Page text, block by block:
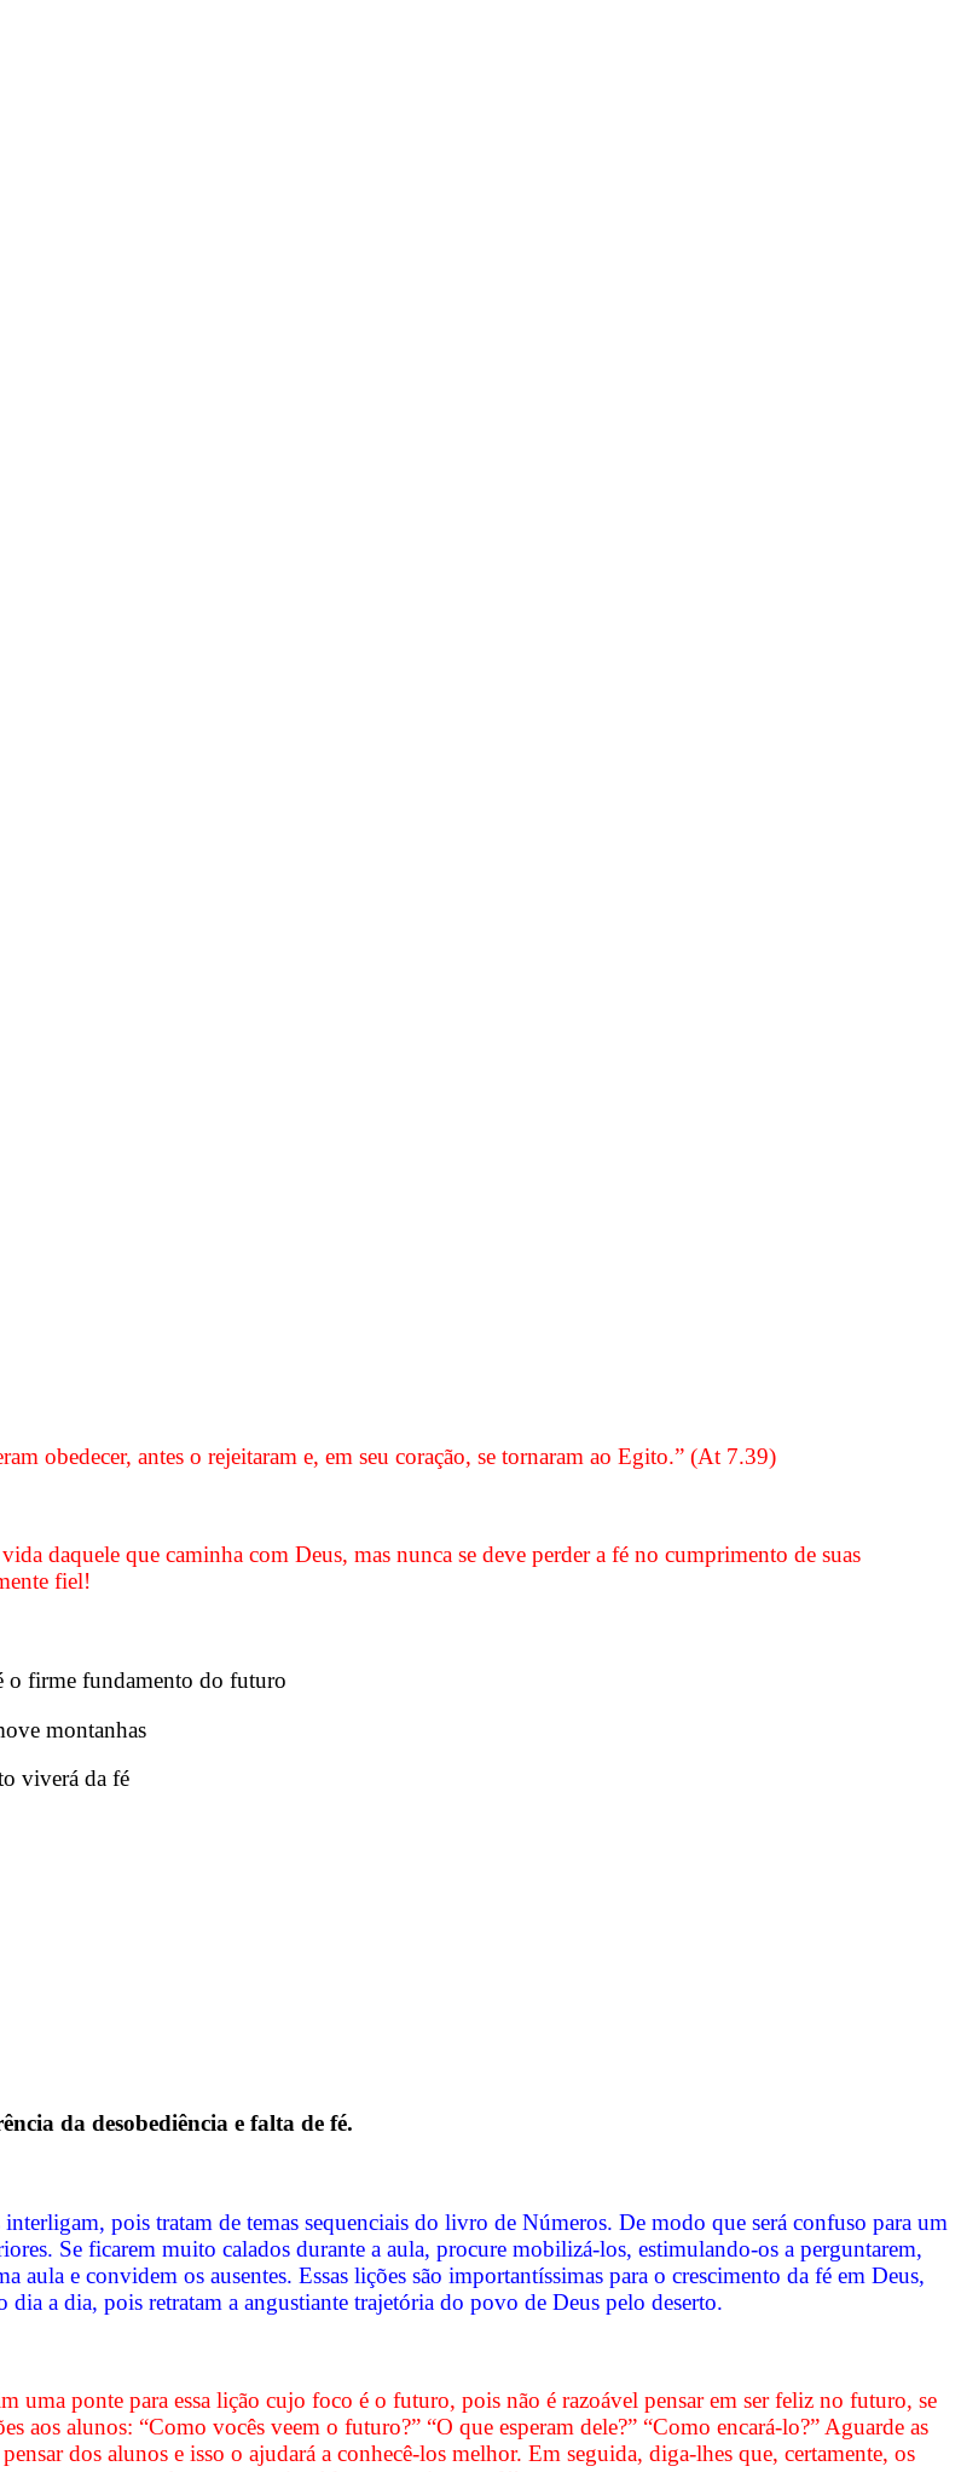
obedecer, antes o rejeitaram e, em seu coração, se tornaram ao Egito.” (At 7.39)
daquele que caminha com Deus, mas nunca se deve perder a fé no cumprimento de suas
fiel!
firme fundamento do futuro
montanhas
viverá da fé
da desobediência e falta de fé.
pois tratam de temas sequenciais do livro de Números. De modo que será confuso para um
Se ficarem muito calados durante a aula, procure mobilizá-los, estimulando-os a perguntarem,
e convidem os ausentes. Essas lições são importantíssimas para o crescimento da fé em Deus,
dia a dia, pois retratam a angustiante trajetória do povo de Deus pelo deserto.
uma ponte para essa lição cujo foco é o futuro, pois não é razoável pensar em ser feliz no futuro, se
aos alunos: “Como vocês veem o futuro?” “O que esperam dele?” “Como encará-lo?” Aguarde as
dos alunos e isso o ajudará a conhecê-los melhor. Em seguida, diga-lhes que, certamente, os